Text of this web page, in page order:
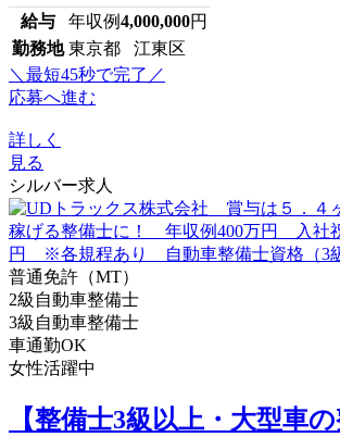
給与 年収例4,000,000円
勤務地 東京都 江東区
＼最短45秒で完了／
応募へ進む
詳しく
見る
シルバー求人
普通免許（MT）
2級自動車整備士
3級自動車整備士
車通勤OK
女性活躍中
【整備士3級以上・大型車